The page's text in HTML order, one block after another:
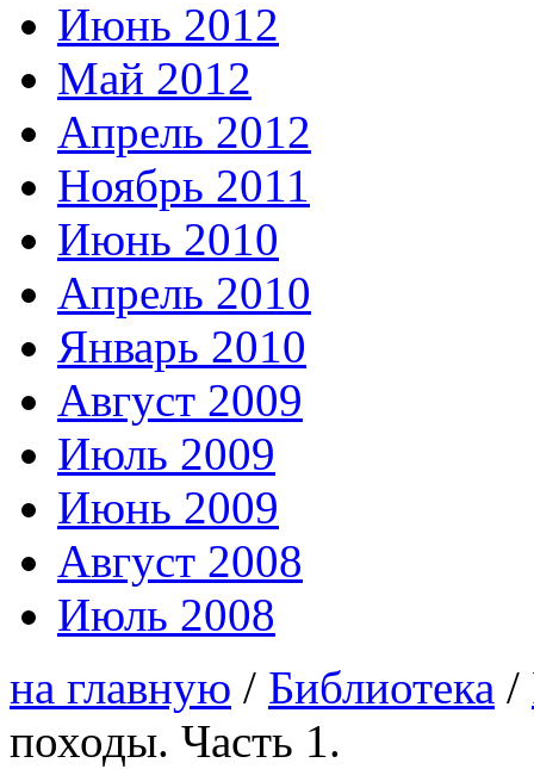
Июнь 2012
Май 2012
Апрель 2012
Ноябрь 2011
Июнь 2010
Апрель 2010
Январь 2010
Август 2009
Июль 2009
Июнь 2009
Август 2008
Июль 2008
на главную / Библиотека /
походы. Часть 1.